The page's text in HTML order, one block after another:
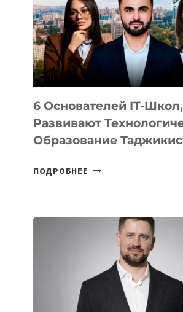
НОВОГО
УСТРОЙСТВА
ОТ
OPENAI
6 Основателей IT-
Развивают
Образование
ПОДРОБНЕЕ
КОТОРЫЕ
РАЗВИВАЮТ
ТЕХНОЛОГИЧЕСКОЕ
ОБРАЗОВАНИЕ
ТАДЖИКИСТАНА